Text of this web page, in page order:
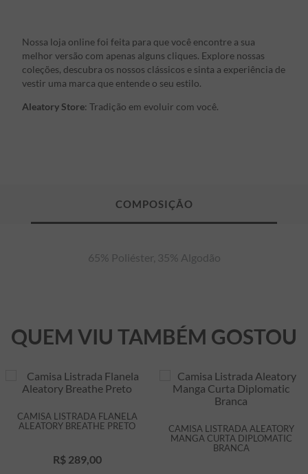
Nossa loja online foi feita para que você encontre a sua
melhor versão com apenas alguns cliques. Explore nossas
coleções, descubra os nossos clássicos e sinta a experiência de
vestir uma marca que entende o seu estilo.
Aleatory Store: Tradição em evoluir com você.
65% Poliéster, 35% Algodão
QUEM VIU TAMBÉM GOSTOU
CAMISA LISTRADA FLANELA
ALEATORY BREATHE PRETO
R$ 289,00
CAMISA LISTRADA ALEATORY
MANGA CURTA DIPLOMATIC
BRANCA